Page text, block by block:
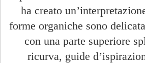
ha creato
forme organiche sono
con una parte superiore
ricurva, guide